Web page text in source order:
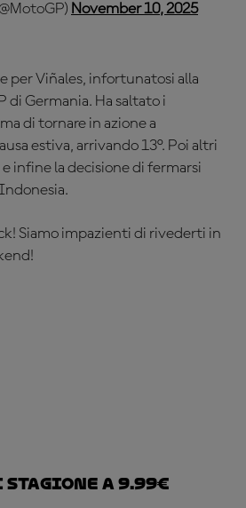
November 10, 2025
per Viñales, infortunatosi alla
di Germania. Ha saltato i
di tornare in azione a
estiva, arrivando 13°. Poi altri
infine la decisione di fermarsi
Siamo impazienti di rivederti in
a 9.99€